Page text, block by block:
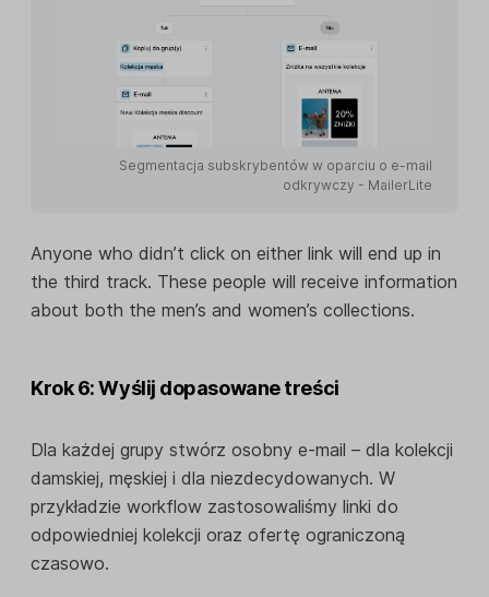
Segmentacja subskrybentów w oparciu o e-mail
odkrywczy - MailerLite
Anyone who didn’t click on either link will end up in
the third track. These people will receive information
about both the men’s and women’s collections.
Krok 6: Wyślij dopasowane treści
Dla każdej grupy stwórz osobny e-mail – dla kolekcji
damskiej, męskiej i dla niezdecydowanych. W
przykładzie workflow zastosowaliśmy linki do
odpowiedniej kolekcji oraz ofertę ograniczoną
czasowo.